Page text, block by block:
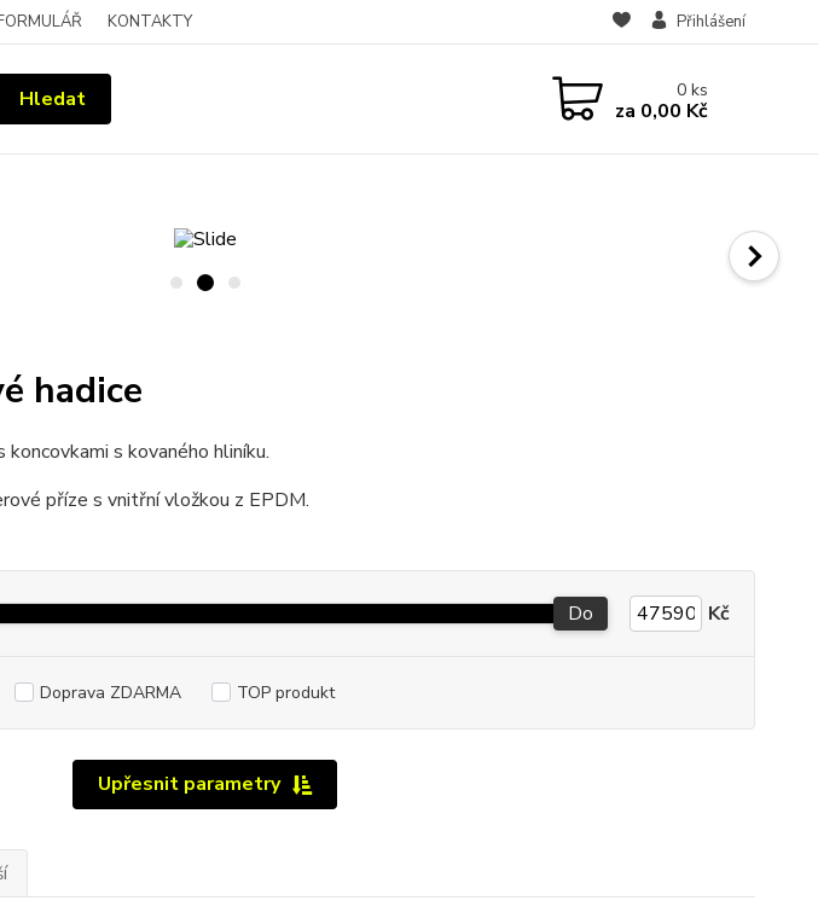
KONTAKTY Přihlášení
Hledat 0ks
za 0,00 Kč
hadice
s kovaného hliníku.
příze s vnitřní vložkou z EPDM.
Upřesnit parametry
Do Kč
Doprava ZDARMA TOP produkt